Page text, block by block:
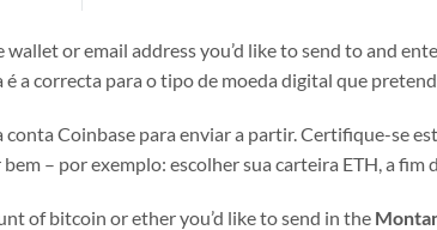
or email address you’d like to send to and
a correcta para o tipo de moeda digital que
conta Coinbase para enviar a partir. Certifique-se
– por exemplo: escolher sua carteira ETH, a fim
of bitcoin or ether you’d like to send in the